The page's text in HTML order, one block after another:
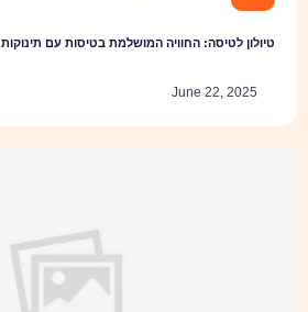
טיולון לטיסה: החוויה המושלמת בטיסות עם תינוקות
June 22, 2025